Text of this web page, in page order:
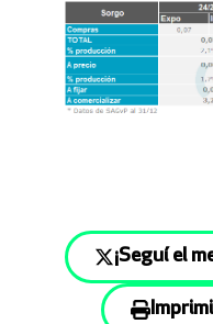
¡Seguí el